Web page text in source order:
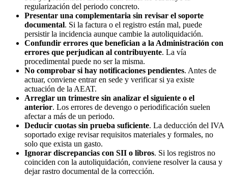
regularización del periodo concreto.
Presentar una complementaria sin revisar el soporte
documental. Si la factura o el registro están mal, puede
persistir la incidencia aunque cambie la autoliquidación.
Confundir errores que benefician a la Administración con
errores que perjudican al contribuyente. La vía
procedimental puede no ser la misma.
No comprobar si hay notificaciones pendientes. Antes de
actuar, conviene entrar en sede y verificar si ya existe
actuación de la AEAT.
Arreglar un trimestre sin analizar el siguiente o el
anterior. Los errores de devengo o periodificación suelen
afectar a más de un periodo.
Deducir cuotas sin prueba suficiente. La deducción del IVA
soportado exige revisar requisitos materiales y formales, no
solo que exista un gasto.
Ignorar discrepancias con SII o libros. Si los registros no
coinciden con la autoliquidación, conviene resolver la causa y
dejar rastro documental de la corrección.